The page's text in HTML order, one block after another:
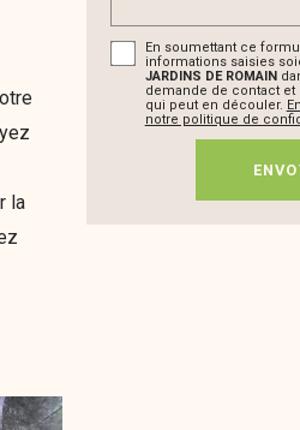
la
En soumettant ce
informations saisies
JARDINS DE ROMAIN
demande de contact
qui peut en découler.
notre politique de